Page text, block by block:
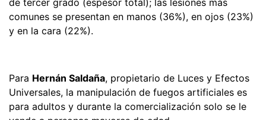
comunes se presentan en manos (36%), en ojos (23%)
y en la cara (22%).
Para Hernán Saldaña, propietario de Luces y Efectos
Universales, la manipulación de fuegos artificiales es
para adultos y durante la comercialización solo se le